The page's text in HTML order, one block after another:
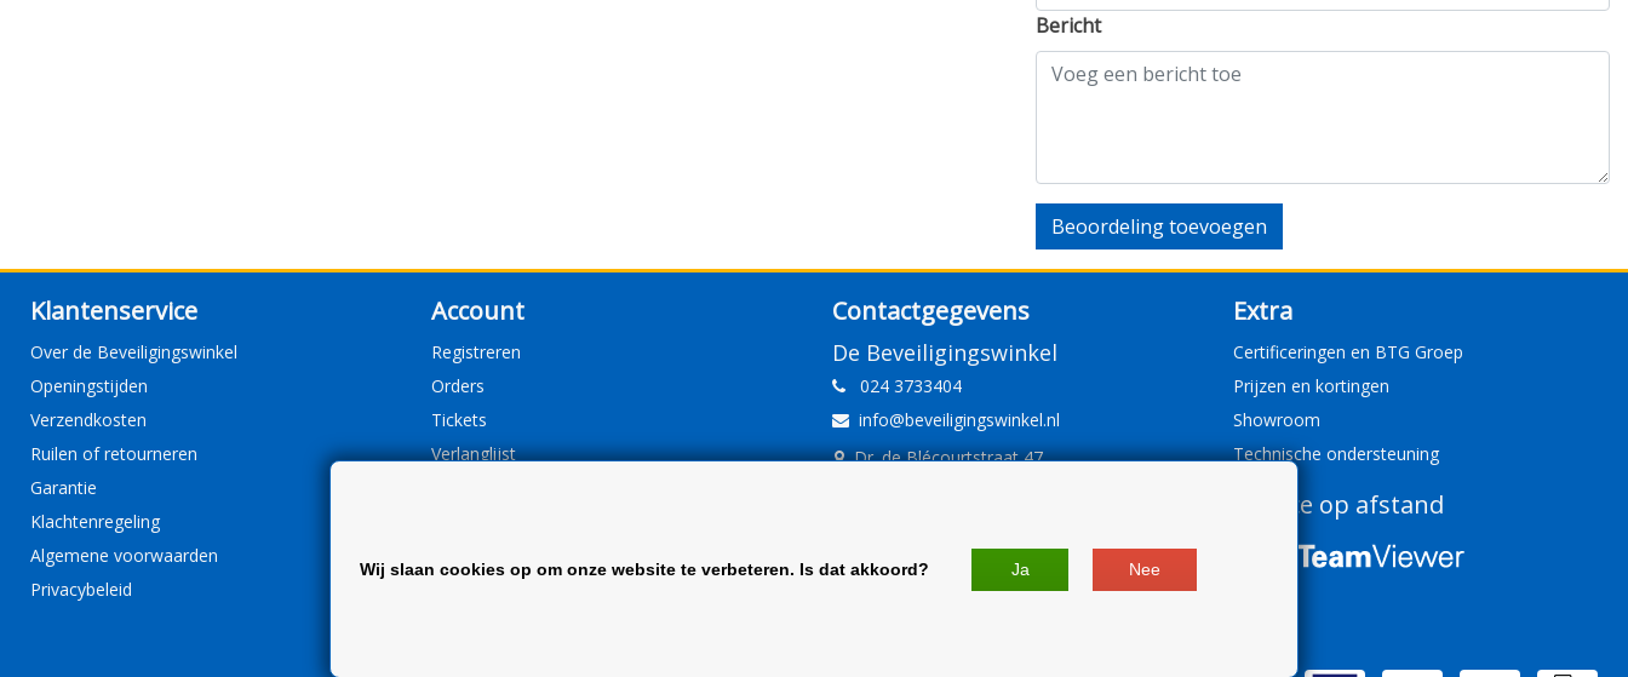
Bericht
Beoordeling toevoegen
Klantenservice
Over de Beveiligingswinkel
Openingstijden
Verzendkosten
Ruilen of retourneren
Garantie
Klachtenregeling
Algemene voorwaarden
Privacybeleid
Account
Registreren
Orders
Tickets
Verlanglijst
Contactgegevens
De Beveiligingswinkel
024 3733404
info@beveiligingswinkel.nl
Dr. de Blécourtstraat 47
BTW: NL 81.60.68.707.B01
Extra
Certificeringen en BTG Groep
Prijzen en kortingen
Showroom
Technische ondersteuning
Service op afstand
Wij slaan cookies op om onze website te verbeteren. Is dat akkoord? Ja Nee